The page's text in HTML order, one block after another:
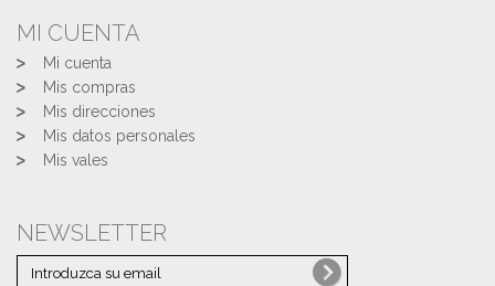
MI CUENTA
Mi cuenta
Mis compras
Mis direcciones
Mis datos personales
Mis vales
NEWSLETTER